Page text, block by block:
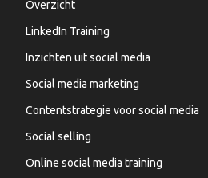
Overzicht
LinkedIn Training
Inzichten uit social media
Social media marketing
Contentstrategie voor social media
Social selling
Online social media training